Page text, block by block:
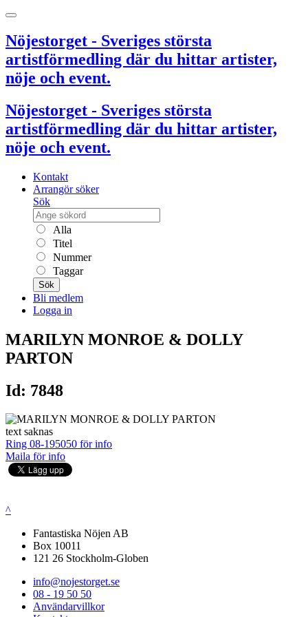
Nöjestorget - Sveriges största
artistförmedling där du hittar artister,
nöje och event.
Nöjestorget - Sveriges största
artistförmedling där du hittar artister,
nöje och event.
Kontakt
Arrangör söker
Sök
Alla
Titel
Nummer
Taggar
Sök
Bli medlem
Logga in
MARILYN MONROE & DOLLY
PARTON
Id: 7848
text saknas
Ring 08-195050 för info
Maila för info
^
Fantastiska Nöjen AB
Box 10011
121 26 Stockholm-Globen
info@nojestorget.se
08 - 19 50 50
Användarvillkor